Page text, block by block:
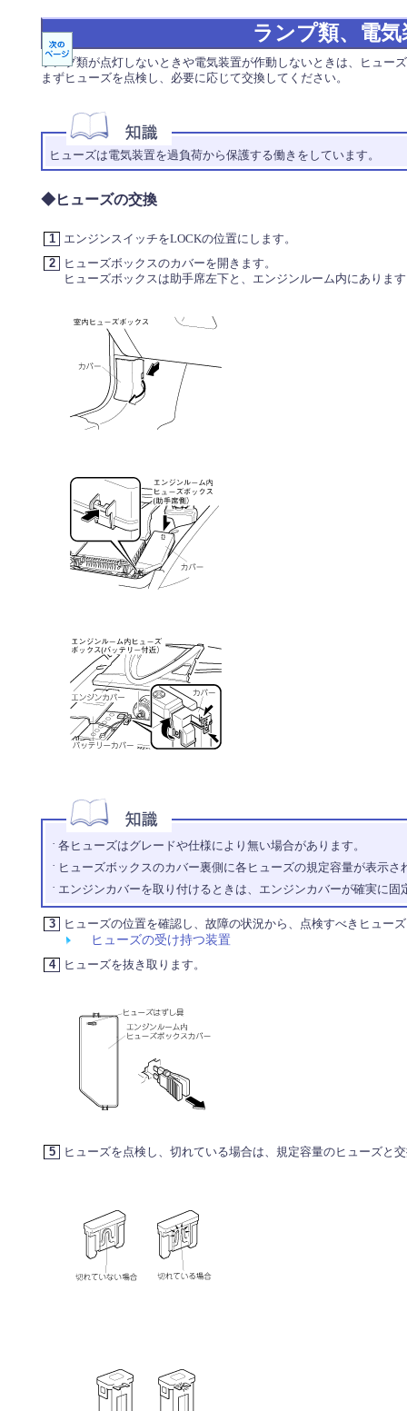
ランプ類、電
ランプ類が点灯しないときや電気装置が作動しないときは、ヒュー
まずヒューズを点検し、必要に応じて交換してください。
ヒューズは電気装置を過負荷から保護する働きをしています。
◆ヒューズの交換
1
エンジンスイッチをLOCKの位置にします。
2
ヒューズボックスのカバーを開きます。
ヒューズボックスは助手席左下と、エンジンルーム内にありま
· 各ヒューズはグレードや仕様により無い場合があります。
· ヒューズボックスのカバー裏側に各ヒューズの規定容量が表示さ
· エンジンカバーを取り付けるときは、エンジンカバーが確実に
3 ヒューズの位置を確認し、故障の状況から、点検すべきヒュー
ヒューズの受け持つ装置
4 ヒューズを抜き取ります。
5 ヒューズを点検し、切れている場合は、規定容量のヒューズと